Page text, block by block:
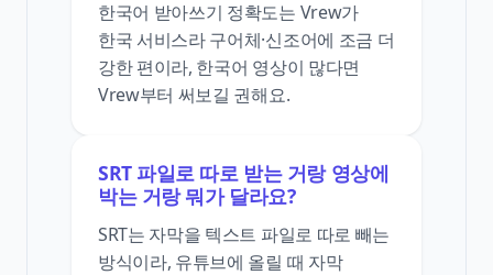
한국어 받아쓰기 정확도는 Vrew가
한국 서비스라 구어체·신조어에 조금 더
강한 편이라, 한국어 영상이 많다면
Vrew부터 써보길 권해요.
SRT 파일로 따로 받는 거랑 영상에
박는 거랑 뭐가 달라요?
SRT는 자막을 텍스트 파일로 따로 빼는
방식이라, 유튜브에 올릴 때 자막